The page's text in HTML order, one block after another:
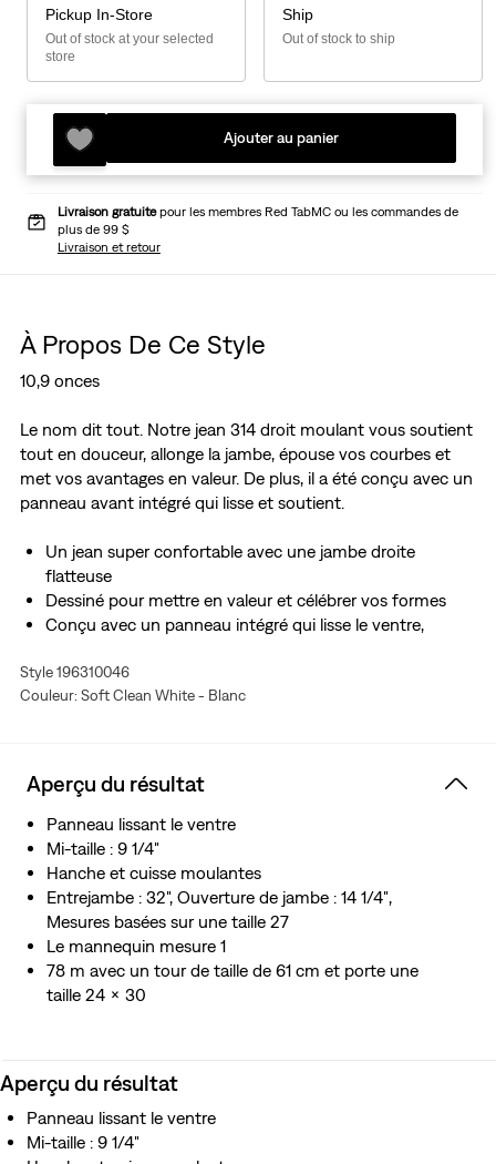
Pickup In-Store
Out of stock at your selected
store
Ship
Out of stock to ship
Ajouter au panier
Livraison gratuitepour les membres Red TabMC ou les commandes de
plus de 99 $
Livraison et retour
À Propos De Ce Style
10,9 onces
Le nom dit tout. Notre jean 314 droit moulant vous soutient
tout en douceur, allonge la jambe, épouse vos courbes et
met vos avantages en valeur. De plus, il a été conçu avec un
panneau avant intégré qui lisse et soutient.
Un jean super confortable avec une jambe droite
flatteuse
Dessiné pour mettre en valeur et célébrer vos formes
Conçu avec un panneau intégré qui lisse le ventre,
Le caractère authentique du denim est rehaussé
d’extensibilité super-douce. Un jean qui vous fera voir
partout et par tout temps.
Style 196310046
Couleur: Soft Clean White - Blanc
Aperçu du résultat
Panneau lissant le ventre
Mi-taille : 9 1/4"
Hanche et cuisse moulantes
Entrejambe : 32", Ouverture de jambe : 14 1/4″,
Mesures basées sur une taille 27
Le mannequin mesure 1
78 m avec un tour de taille de 61 cm et porte une
taille 24 x 30
Aperçu du résultat
Panneau lissant le ventre
Mi-taille : 9 1/4"